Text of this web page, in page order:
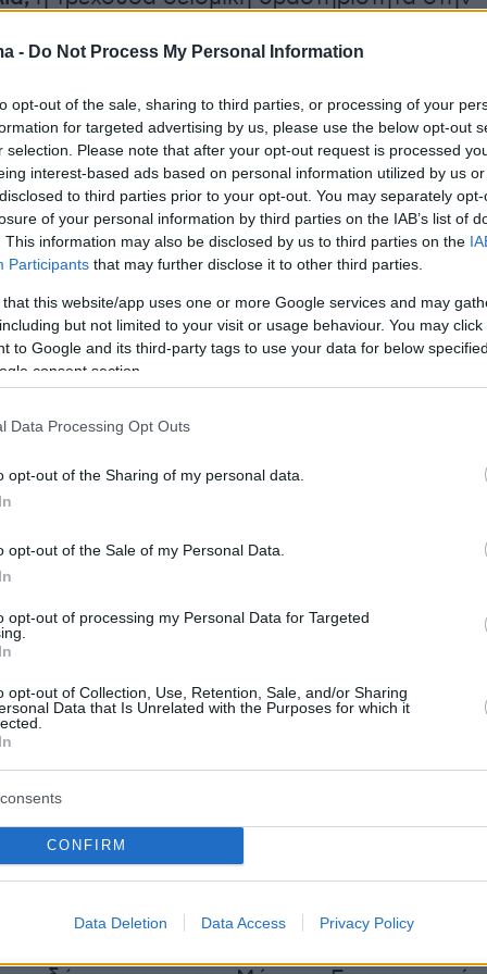
- Do Not Process My Personal Information
opt-out of the sale, sharing to third parties, or processing of your
for targeted advertising by us, please use the below opt-out
selection. Please note that after your opt-out request is processed
interest-based ads based on personal information utilized by us
to third parties prior to your opt-out. You may separately
of your personal information by third parties on the IAB’s list of
This information may also be disclosed by us to third parties on the
Participants that may further disclose it to other third parties.
that this website/app uses one or more Google services and may
but not limited to your visit or usage behaviour. You may
to Google and its third-party tags to use your data for below
consent section.
Data Processing Opt Outs
opt-out of the Sharing of my personal data.
opt-out of the Sale of my Personal Data.
opt-out of processing my Personal Data for Targeted
opt-out of Collection, Use, Retention, Sale, and/or Sharing
Data that Is Unrelated with the Purposes for which it
CONFIRM
Data Deletion Data Access Privacy Policy
ΝΔ και εντάσσεται στο ευρύτερο
η δραστηριότητα αυτή οφείλεται σε
τεκτονικήςκαι βαθύτερουμαγματισμού».
αναφέρουν ότι «η σεισμική
εντός τηςκαλδέρας παραμένει στα ίδια
παρατηρείται στην ευρύτερη περιοχή της
αυξημένη εδαφική παραμόρφωσηη οποία
συνεχώς».
σημειώνουν ότι με βάση τους μέχρι τώρα
στις σεισμικές φορτίσεις.
τονίζεται τα σχολεία σε Θήρα, Ίο, Ανάφη και
κλειστά μέχρι και την
2025, ενώ διατηρούνται και όλα τα
ανακοίνωση που εξέδωσε το υπουργείο
ο πρόεδρος του ΟΑΣΠ, Καθηγητής
συγκάλεσε εκ νέου κοινή συνεδρίαση
(της Μόνιμης Eπιστημονικής